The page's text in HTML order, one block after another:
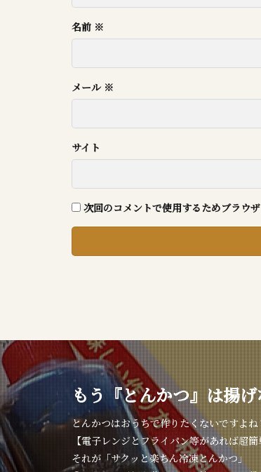
名前 ※
メール ※
サイト
次回のコメントで使用するためブラウ
もう『とんかつ』は揚
とんかつはおうちで作りたくないですよね
【電子レンジとフライパン等があれば超
それが「サクッと楽ちん冷凍とんかつ」